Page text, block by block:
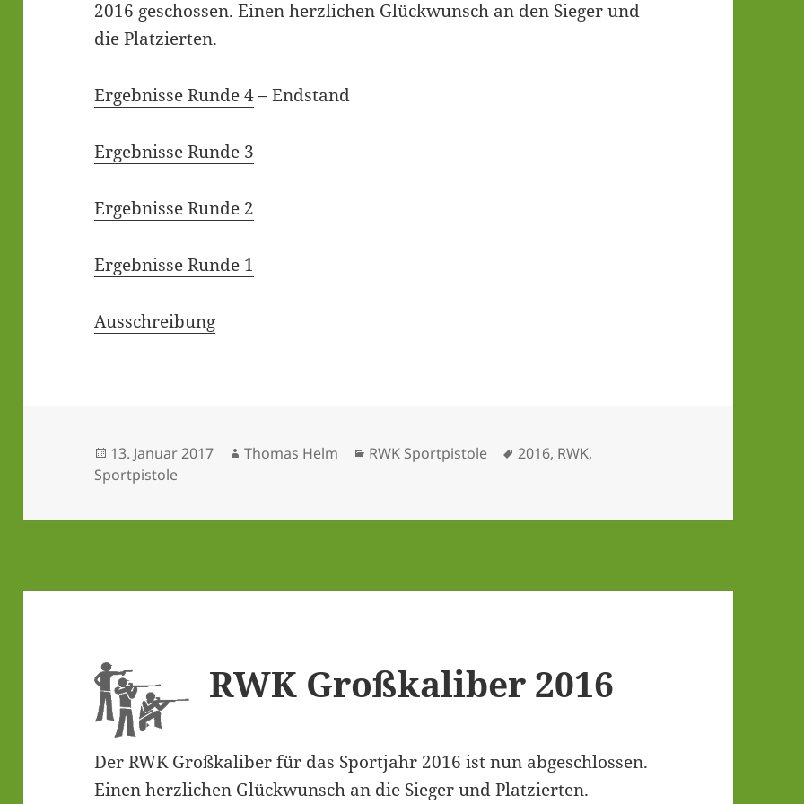
2016 geschos­sen. Einen herz­li­chen Glück­wunsch an den Sie­ger und
die Platzierten.
Ergeb­nis­se Run­de 4– Endstand
Ergeb­nis­se Run­de 3
Ergeb­nis­se Run­de 2
Ergeb­nis­se Run­de 1
Aus­schrei­bung
Veröffentlicht
am
13. Januar 2017 Autor
Thomas Helm Kategorien
RWK Sportpistole Schlagwörter
2016, RWK,
Sportpistole
RWK Groß­ka­li­ber 2016
Der RWK Groß­ka­li­ber für das Sport­jahr 2016 ist nun abge­schlos­sen.
Einen herz­li­chen Glück­wunsch an die Sie­ger und Platzierten.